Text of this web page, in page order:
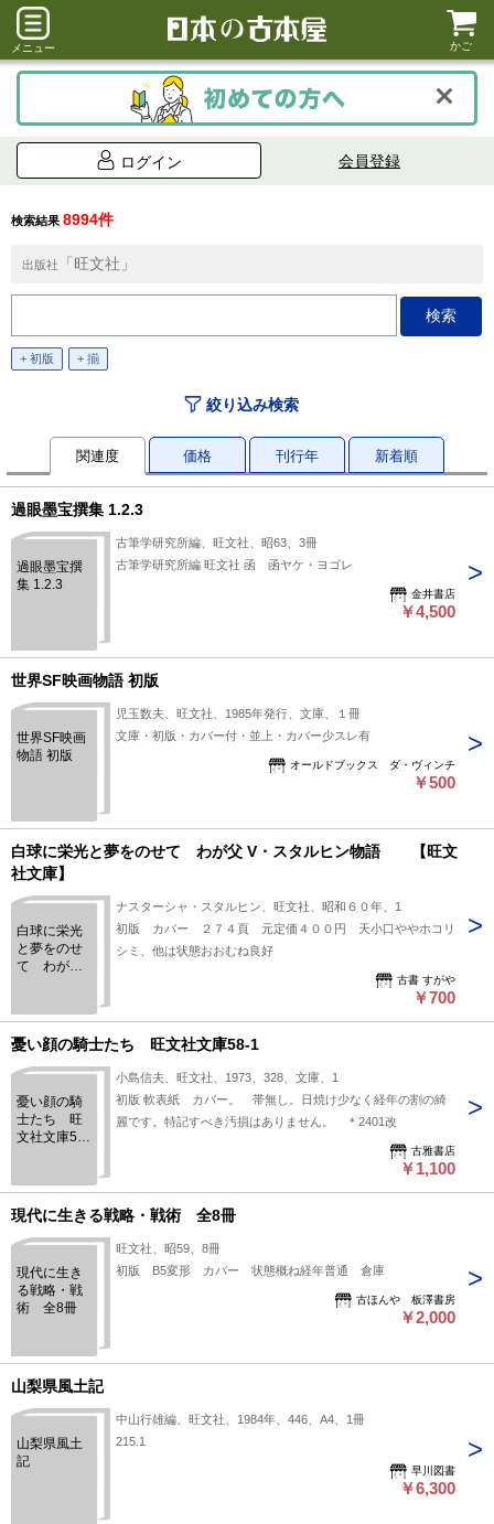
メニュー かご
ログイン 会員登録
検索結果 8994件
出版社 「旺文社」
+ 初版 + 揃
絞り込み検索
関連度 価格 刊行年 新着順
過眼墨宝撰集 1.2.3
過眼墨宝撰
集 1.2.3
古筆学研究所編、旺文社、昭63、3冊
古筆学研究所編 旺文社 函 函ヤケ・ヨゴレ
金井書店
￥4,500
世界SF映画物語 初版
世界SF映画
物語 初版
児玉数夫、旺文社、1985年発行、文庫、１冊
文庫・初版・カバー付・並上・カバー少スレ有
オールドブックス ダ・ヴィンチ
￥500
白球に栄光と夢をのせて わが父 V・スタルヒン物語 【旺文
社文庫】
白球に栄光
と夢をのせ
て わが父
【旺文社文
庫】
ナスターシャ・スタルヒン、旺文社、昭和６０年、1
初版 カバー ２７４頁 元定価４００円 天小口ややホコリ
シミ、他は状態おおむね良好
古書 すがや
￥700
憂い顔の騎士たち 旺文社文庫58-1
憂い顔の騎
士たち 旺
文社文庫58-
小島信夫、旺文社、1973、328、文庫、1
初版 軟表紙 カバー。 帯無し。日焼け少なく経年の割の綺
麗です。特記すべき汚損はありません。 ＊2401改
古雅書店
￥1,100
現代に生きる戦略・戦術 全8冊
現代に生き
る戦略・戦
術 全8冊
旺文社、昭59、8冊
初版 B5変形 カバー 状態概ね経年普通 倉庫
古ほんや 板澤書房
￥2,000
山梨県風土記
山梨県風土
記
中山行雄編、旺文社、1984年、446、A4、1冊
215.1
早川図書
￥6,300